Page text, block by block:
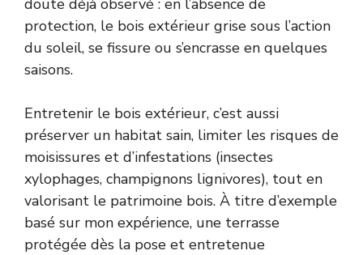
doute déjà observé : en l’absence de
protection, le bois extérieur grise sous l’action
du soleil, se fissure ou s’encrasse en quelques
saisons.
Entretenir le bois extérieur, c’est aussi
préserver un habitat sain, limiter les risques de
moisissures et d’infestations (insectes
xylophages, champignons lignivores), tout en
valorisant le patrimoine bois. À titre d’exemple
basé sur mon expérience, une terrasse
protégée dès la pose et entretenue